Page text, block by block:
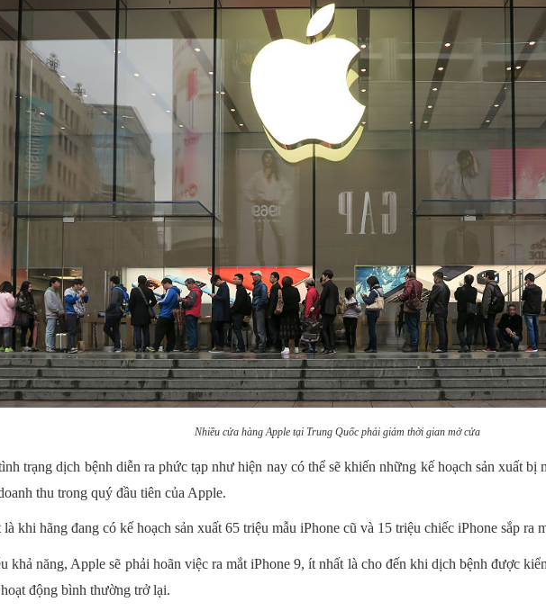
Nhiều cửa hàng Apple tại Trung Quốc phải giảm thời gian mở cửa
trạng dịch bệnh diễn ra phức tạp như hiện nay có thể sẽ khiến những kế hoạch sản xuất bị
thu trong quý đầu tiên của Apple.
là khi hãng đang có kế hoạch sản xuất 65 triệu mẫu iPhone cũ và 15 triệu chiếc iPhone sắp ra
khả năng, Apple sẽ phải hoãn việc ra mắt iPhone 9, ít nhất là cho đến khi dịch bệnh được
động bình thường trở lại.